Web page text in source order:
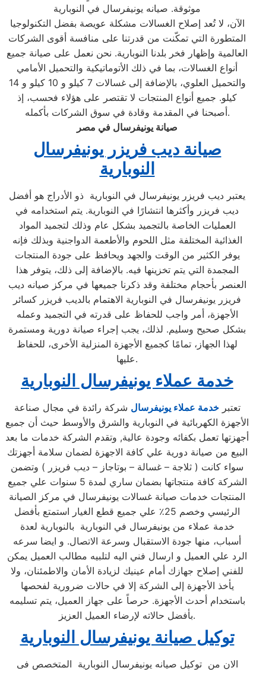
موثوقة. صيانه يونيفرسال في النوبارية
الآن، لا تُعد إصلاح الغسالات مشكلة عويصة بفضل التكنولوجيا
المتطورة التي تمكّنت من قدرتنا على منافسة أقوى الشركات
العالمية وإظهار فخر بلدنا النوبارية. نحن نعمل على صيانة جميع
أنواع الغسالات، بما في ذلك الأتوماتيكية والتحميل الأمامي
والتحميل العلوي، بالإضافة إلى غسالات 7 كيلو و 10 كيلو و 14
كيلو. جميع أنواع المنتجات لا تقتصر على هؤلاء فحسب، إذ
أصبحنا في المقدمة وقادة في سوق الشركات بأكمله.
صيانة يونيفرسال في مصر
صيانة ديب فريزر يونيفرسال
النوبارية
يعتبر ديب فريزر يونيفرسال في النوبارية ذو الأدراج هو أفضل
ديب فريزر وأكثرها انتشارًا في النوبارية. يتم استخدامه في
العمليات الخاصة بالتجميد بشكل عام وذلك لتجميد المواد
الغذائية المختلفة مثل اللحوم والأطعمة الدواجنية وبذلك فإنه
يوفر الكثير من الوقت والجهد ويحافظ على جودة المنتجات
المجمدة التي يتم تخزينها فيه. بالإضافة إلى ذلك، يتوفر هذا
العنصر بأحجام مختلفة وقد ذكرنا جميعها في مركز صيانه ديب
فريزر يونيفرسال في النوبارية الاهتمام بالديب فريزر كسائر
الأجهزة، أمر واجب للحفاظ على قدرته في التجميد وعمله
بشكل صحيح وسليم. لذلك، يجب إجراء صيانة دورية ومستمرة
لهذا الجهاز، تمامًا كجميع الأجهزة المنزلية الأخرى، للحفاظ
عليها.
خدمة عملاء يونيفرسال النوبارية
تعتبرخدمة عملاء يونيفرسال شركة رائدة في مجال صناعة
الأجهزة الكهربائية في النوبارية والشرق والأوسط حيث أن جميع
أجهزتها تعمل بكفائه وجودة عالية, وتقدم الشركة خدمات ما بعد
البيع من صيانة دورية علي كافة الاجهزة لضمان سلامة أجهزتك
سواء كانت ( ثلاجة – غسالة – بوتاجاز – ديب فريزر ) وتضمن
الشركة كافة منتجاتها بضمان ساري لمدة 5 سنوات علي جميع
المنتجات خدمات صيانة غسالات يونيفرسال في مركز الصيانة
الرئيسي وخصم 25٪ علي جميع قطع الغيار استمتع بأفضل
خدمة عملاء من يونيفرسال في النوبارية بالنوبارية لعدة
أسباب، منها جودة الاستقبال وسرعة الاتصال. و ايضا سرعه
الرد علي العميل و ارسال فني اليه لتلبيه مطالب العميل يمكن
للفني إصلاح جهازك أمام عينيك لزيادة الأمان والاطمئنان، ولا
يأخذ الأجهزة إلى الشركة إلا في حالات ضرورية لفحصها
باستخدام أحدث الأجهزة. حرصاً على جهاز العميل، يتم تسليمه
بأفضل حالاته لإرضاء العميل العزيز.
توكيل صيانة يونيفرسال النوبارية
الان من توكيل صيانه يونيفرسال النوبارية المتخصص فى